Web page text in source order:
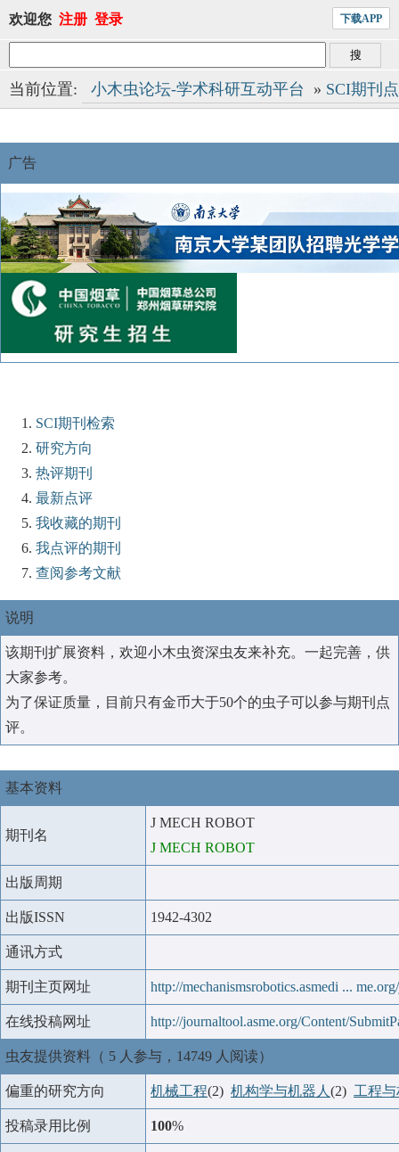
欢迎您 注册 登录 下载APP
当前位置: 小木虫论坛-学术科研互动平台 » SCI期刊
广告
SCI期刊检索
研究方向
热评期刊
最新点评
我收藏的期刊
我点评的期刊
查阅参考文献
说明
该期刊扩展资料，欢迎小木虫资深虫友来补充。一起完善，供
大家参考。
为了保证质量，目前只有金币大于50个的虫子可以参与期刊点
评。
基本资料
期刊名
J MECH ROBOT
J MECH ROBOT
出版周期
出版ISSN 1942-4302
通讯方式
期刊主页网址 http://mechanismsrobotics.asmedi ...
在线投稿网址 http://journaltool.asme.org/Content/
虫友提供资料（ 5 人参与，14749 人阅读）
偏重的研究方向 机械工程(2) 机构学与机器人 (2) 工程
投稿录用比例 100%